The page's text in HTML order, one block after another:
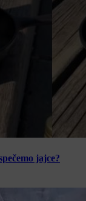
jajce?